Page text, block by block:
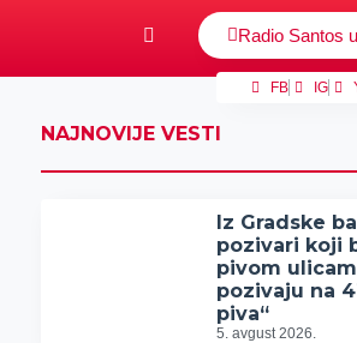
Radio Santos
FB IG
NAJNOVIJE VESTI
Iz Gradske
pozivari koji
pivom
pozivaju na
piva“
5. avgust 2026.